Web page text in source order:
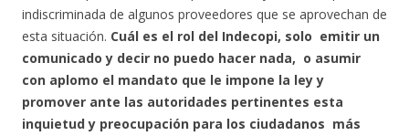
indiscriminada de algunos proveedores que se aprovechan de
esta situación. Cuál es el rol del Indecopi, solo emitir un
comunicado y decir no puedo hacer nada, o asumir
con aplomo el mandato que le impone la ley y
promover ante las autoridades pertinentes esta
inquietud y preocupación para los ciudadanos más